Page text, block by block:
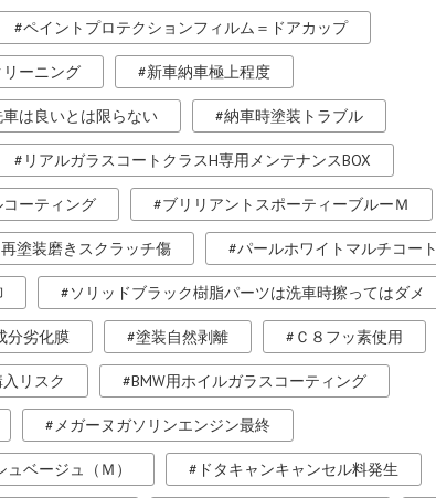
ペイントプロテクションフィルム＝ドアカップ
ーニング 新車納車極上程度
は良いとは限らない 納車時塗装トラブル
リアルガラスコートクラスH専用メンテナンスBOX
ーティング ブリリアントスポーティーブルーＭ
塗装磨きスクラッチ傷 パールホワイトマルチコート
ソリッドブラック樹脂パーツは洗車時擦ってはダメ
分劣化膜 塗装自然剥離 Ｃ８フッ素使用
リスク BMW用ホイルガラスコーティング
メガーヌガソリンエンジン最終
ベージュ（Ｍ） ドタキャンキャンセル料発生